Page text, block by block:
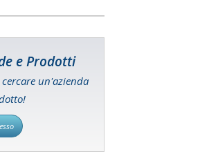
e Prodotti
un'azienda